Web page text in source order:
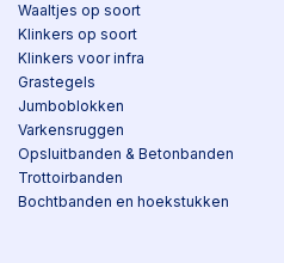
Waaltjes op soort
Klinkers op soort
Klinkers voor infra
Grastegels
Jumboblokken
Varkensruggen
Opsluitbanden & Betonbanden
Trottoirbanden
Bochtbanden en hoekstukken